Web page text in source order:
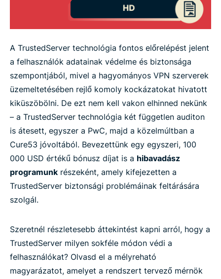
A TrustedServer technológia fontos előrelépést jelent
a felhasználók adatainak védelme és biztonsága
szempontjából, mivel a hagyományos VPN szerverek
üzemeltetésében rejlő komoly kockázatokat hivatott
kiküszöbölni. De ezt nem kell vakon elhinned nekünk
– a TrustedServer technológia két független auditon
is átesett, egyszer a PwC, majd a közelmúltban a
Cure53 jóvoltából. Bevezettünk egy egyszeri, 100
000 USD értékű bónusz díjat is a hibavadász
programunk részeként, amely kifejezetten a
TrustedServer biztonsági problémáinak feltárására
szolgál.
Szeretnél részletesebb áttekintést kapni arról, hogy a
TrustedServer milyen sokféle módon védi a
felhasználókat? Olvasd el a mélyreható
magyarázatot, amelyet a rendszert tervező mérnök